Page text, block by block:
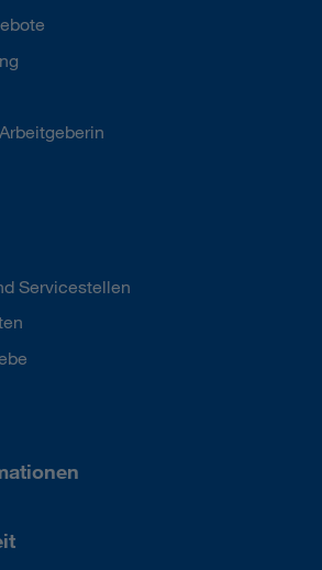
Servicestellen